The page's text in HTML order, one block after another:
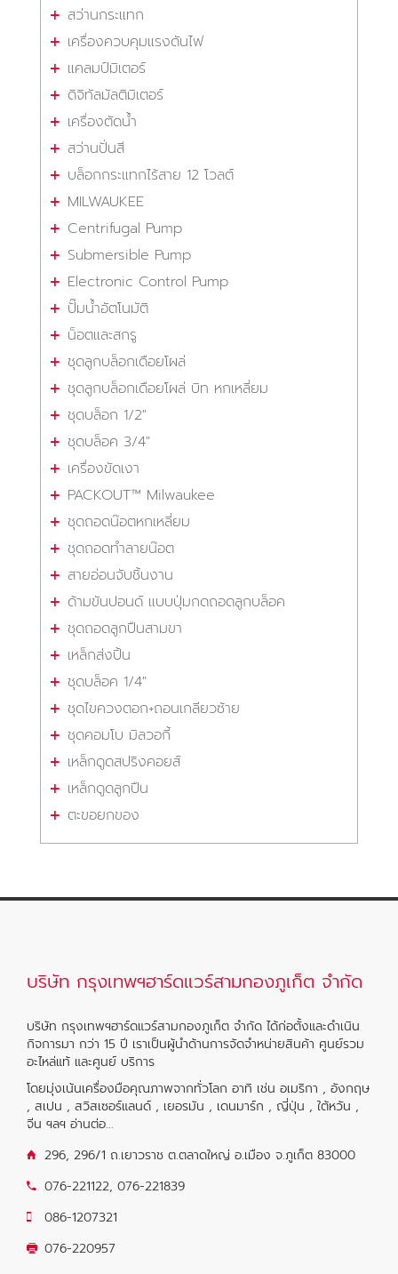
สว่านกระแทก
เครื่องควบคุมแรงดันไฟ
แคลมป์มิเตอร์
ดิจิทัลมัลติมิเตอร์
เครื่องตัดน้ำ
สว่านปั่นสี
บล็อกกระแทกไร้สาย 12 โวลต์
MILWAUKEE
Centrifugal Pump
Submersible Pump
Electronic Control Pump
ปั๊มน้ำอัตโนมัติ
น็อตและสกรู
ชุดลูกบล็อกเดือยโผล่
ชุดลูกบล็อกเดือยโผล่ บิท หกเหลี่ยม
ชุดบล็อก 1/2"
ชุดบล็อค 3/4"
เครื่องขัดเงา
PACKOUT™ Milwaukee
ชุดถอดน๊อตหกเหลี่ยม
ชุดถอดทำลายน๊อต
สายอ่อนจับชิ้นงาน
ด้ามขันปอนด์ แบบปุ่มกดถอดลูกบล็อค
ชุดถอดลูกปืนสามขา
เหล็กส่งปิ้น
ชุดบล็อค 1/4"
ชุดไขควงตอก+ถอนเกลียวซ้าย
ชุดคอมโบ มิลวอกี้
เหล็กดูดสปริงคอยส์
เหล็กดูดลูกปืน
ตะขอยกของ
บริษัท กรุงเทพฯฮาร์ดแวร์สามกองภูเก็ต จำกัด
บริษัท กรุงเทพฯฮาร์ดแวร์สามกองภูเก็ต จำกัด ได้ก่อตั้งและดำเนิน
กิจการมา กว่า 15 ปี เราเป็นผู้นำด้านการจัดจำหน่ายสินค้า ศูนย์รวม
อะไหล่แท้ และศูนย์ บริการ
โดยมุ่งเน้นเครื่องมือคุณภาพจากทั่วโลก อาทิ เช่น อเมริกา , อังกฤษ
, สเปน , สวิสเซอร์แลนด์ , เยอรมัน , เดนมาร์ก , ญี่ปุ่น , ใต้หวัน ,
จีน ฯลฯ อ่านต่อ...
296, 296/1 ถ.เยาวราช ต.ตลาดใหญ่ อ.เมือง จ.ภูเก็ต 83000
076-221122, 076-221839
086-1207321
076-220957